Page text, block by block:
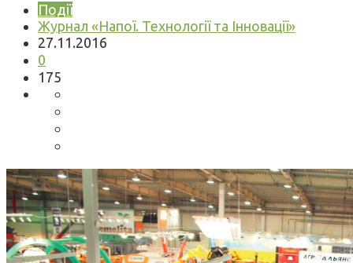
Події
Журнал «Напої. Технології та Інновації»
27.11.2016
0
175